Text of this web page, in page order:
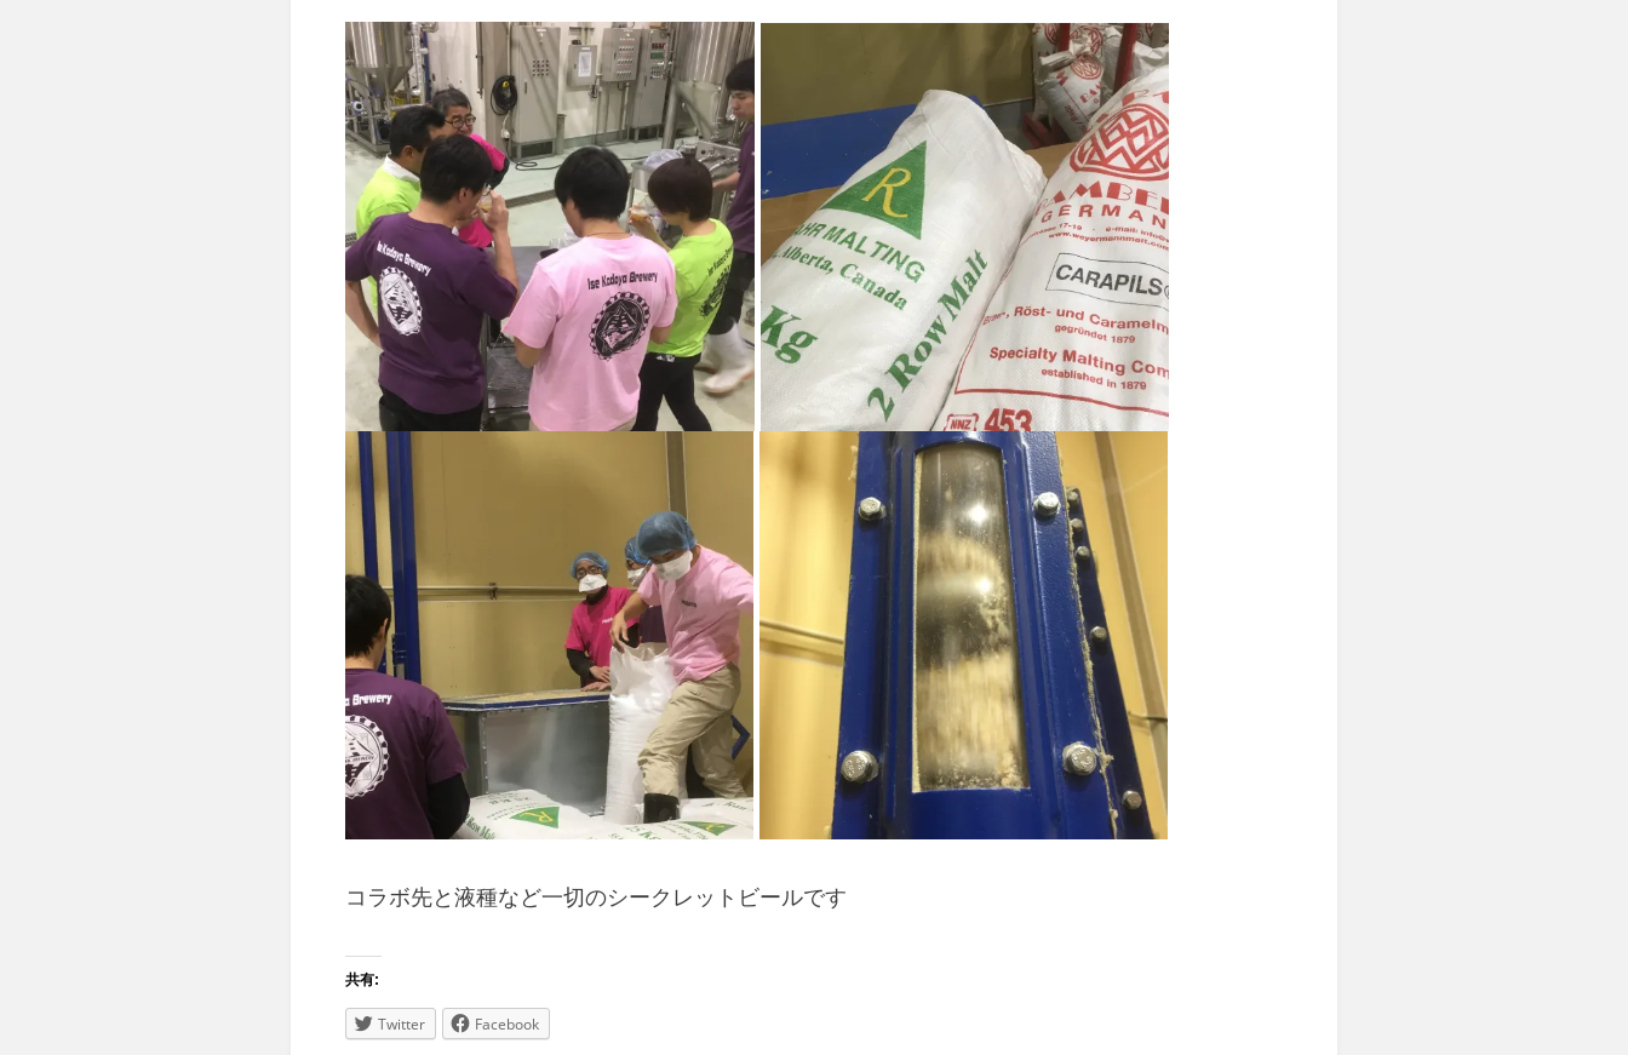
コラボ先と液種など一切のシークレットビールです
共有:
Twitter Facebook